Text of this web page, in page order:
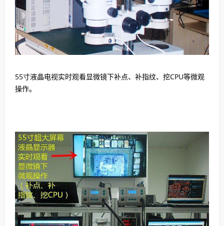
55寸液晶电视实时观看显微镜下补点、补指纹、挖CPU等微观
操作。